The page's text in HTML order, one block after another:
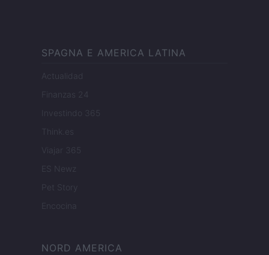
SPAGNA E AMERICA LATINA
Actualidad
Finanzas 24
Investindo 365
Think.es
Viajar 365
ES Newz
Pet Story
Encocina
NORD AMERICA